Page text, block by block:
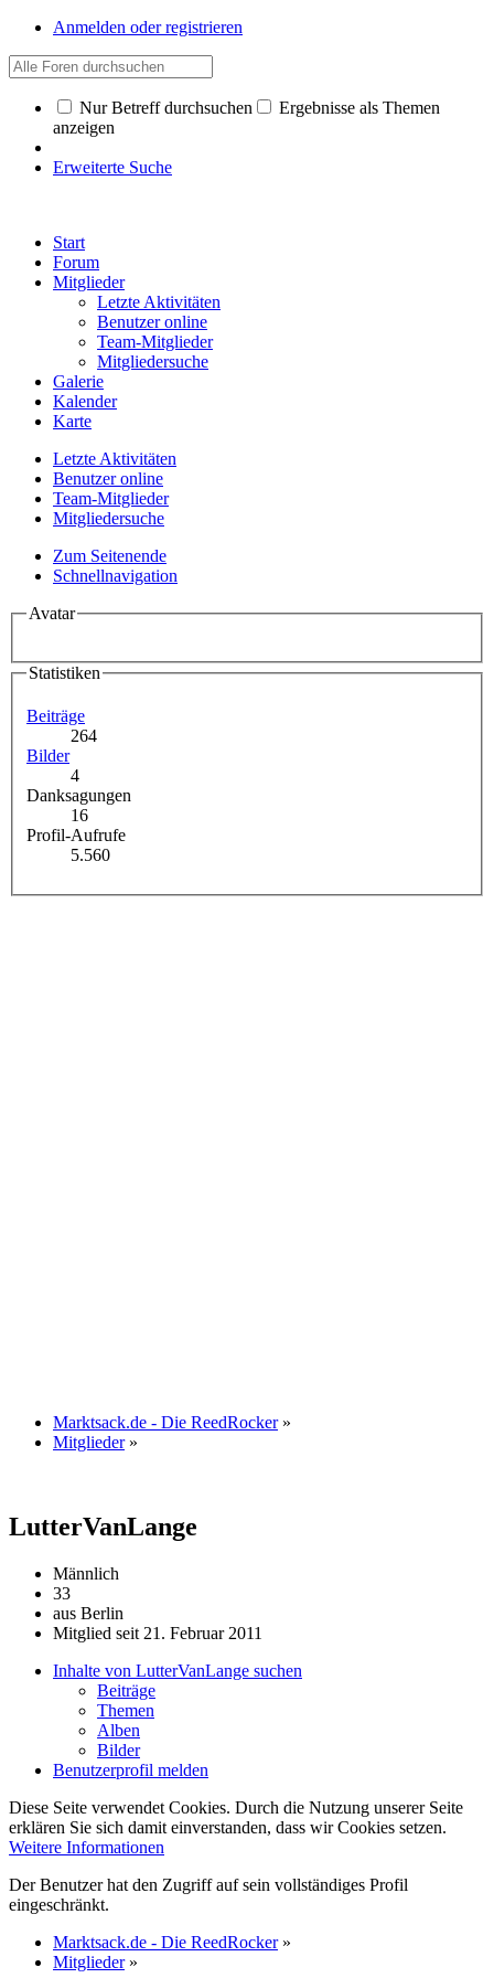
Anmelden oder registrieren
Nur Betreff durchsuchen
Ergebnisse als Themen
anzeigen
Erweiterte Suche
Start
Forum
Mitglieder
Letzte Aktivitäten
Benutzer online
Team-Mitglieder
Mitgliedersuche
Galerie
Kalender
Karte
Letzte Aktivitäten
Benutzer online
Team-Mitglieder
Mitgliedersuche
Zum Seitenende
Schnellnavigation
Avatar
Statistiken
Beiträge
264
Bilder
4
Danksagungen
16
Profil-Aufrufe
5.560
Marktsack.de - Die ReedRocker »
Mitglieder »
LutterVanLange
Männlich
33
aus Berlin
Mitglied seit 21. Februar 2011
Inhalte von LutterVanLange suchen
Beiträge
Themen
Alben
Bilder
Benutzerprofil melden
Diese Seite verwendet Cookies. Durch die Nutzung unserer Seite
erklären Sie sich damit einverstanden, dass wir Cookies setzen.
Weitere Informationen
Der Benutzer hat den Zugriff auf sein vollständiges Profil
eingeschränkt.
Marktsack.de - Die ReedRocker »
Mitglieder »